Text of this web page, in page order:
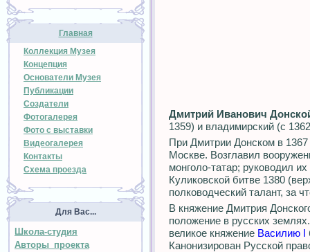
Главная
Коллекция Музея
Концепция
Основатели Музея
Публикации
Создатели
Фотогалерея
Фото с выставки
Видеогалерея
Контакты
Схема проезда
Для Вас...
Школа-студия
Авторы проекта
Дмитрий Иванович
1359) и владимирский (с
При Дмитрии Донском в
Москве. Возглавил
монголо-татар; руководил
Куликовской битве 1380
полководческий талант, за
В княжение Дмитрия
положение в русских
великое княжение Василию I
Канонизирован Русской